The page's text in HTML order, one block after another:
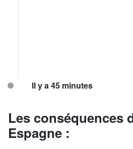
Il y a 45 minutes
Les conséquences
Espagne :